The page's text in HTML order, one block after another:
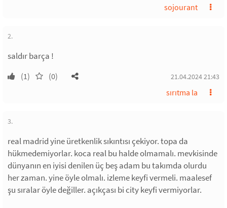
sojourant
2.
saldır barça !
(1) (0) 21.04.2024 21:43
sırıtma la
3.
real madrid yine üretkenlik sıkıntısı çekiyor. topa da
hükmedemiyorlar. koca real bu halde olmamalı. mevkisinde
dünyanın en iyisi denilen üç beş adam bu takımda olurdu
her zaman. yine öyle olmalı. izleme keyfi vermeli. maalesef
şu sıralar öyle değiller. açıkçası bi city keyfi vermiyorlar.